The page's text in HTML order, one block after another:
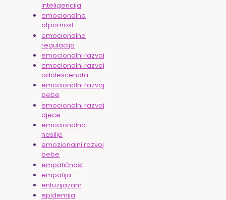
inteligencija
emocionalna
otpornost
emocionalna
regulacija
emocionalni razvoj
emocionalni razvoj
adolescenata
emocionalni razvoj
bebe
emocionalni razvoj
djece
emocionalno
nasilje
emozionalni razvoj
bebe
empatičnost
empatija
entuzijazam
epidemija